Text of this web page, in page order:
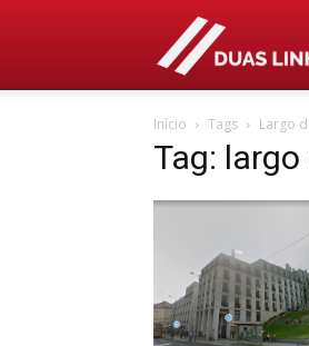
Início Tags Largo
Tag: